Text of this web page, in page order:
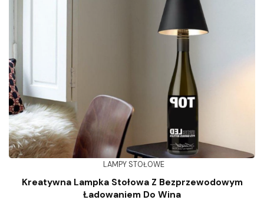
LAMPY STOŁOWE
Kreatywna Lampka Stołowa Z Bezprzewodowym
Ładowaniem Do Wina